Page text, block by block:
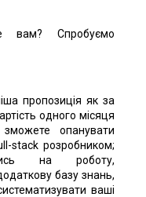
вам? Спробуємо
пропозиція як за
одного місяця
опанувати
stack розробником;
на роботу,
базу знань,
ваші